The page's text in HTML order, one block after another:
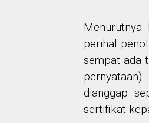
Menurutnya
perihal
sempat ada
dianggap
sertifikat